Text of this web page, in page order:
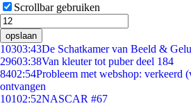
Scrollbar gebruiken
opslaan
10303:43De Schatkamer van Beeld &
29603:38Van kleuter tot puber deel 184
8402:54Probleem met webshop: verkeerd
ontvangen
10102:52NASCAR #67